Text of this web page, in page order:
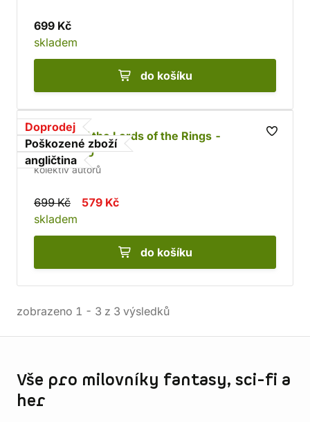
699 Kč
skladem
do košíku
Doprodej
Poškozené zboží
angličtina
The Art of the Lords of the Rings -
poškozeno
kolektiv autorů
699 Kč
579 Kč
skladem
do košíku
zobrazeno 1 - 3 z 3 výsledků
Vše pro milovníky fantasy, sci-fi a
her